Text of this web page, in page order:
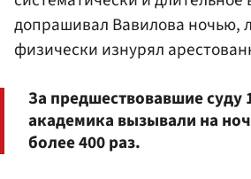
допрашивал Вавилова ночью,
физически изнурял
За предшествовавшие суду
академика вызывали на
более 400 раз.